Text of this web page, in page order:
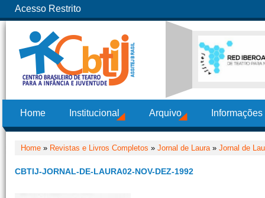
Acesso Restrito
Home Institucional Arquivo
Home » Revistas e Livros Completos » Jornal de Laura» Jornal de
CBTIJ-JORNAL-DE-LAURA02-NOV-DEZ-1992